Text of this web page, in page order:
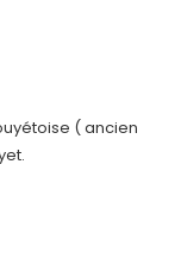
( ancien